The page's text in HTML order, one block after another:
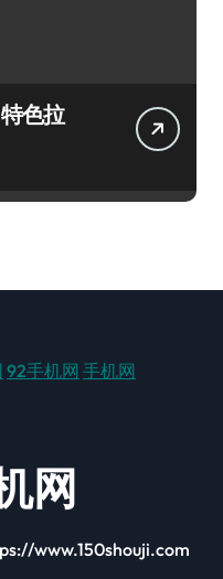
色拉
92手机网 手机网
网
www.150shouji.com